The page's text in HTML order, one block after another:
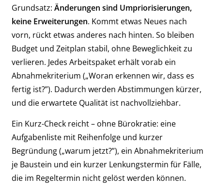
Grundsatz: Änderungen sind Umpriorisierungen,
keine Erweiterungen. Kommt etwas Neues nach
vorn, rückt etwas anderes nach hinten. So bleiben
Budget und Zeitplan stabil, ohne Beweglichkeit zu
verlieren. Jedes Arbeitspaket erhält vorab ein
Abnahmekriterium („Woran erkennen wir, dass es
fertig ist?”). Dadurch werden Abstimmungen kürzer,
und die erwartete Qualität ist nachvollziehbar.
Ein Kurz-Check reicht – ohne Bürokratie: eine
Aufgabenliste mit Reihenfolge und kurzer
Begründung („warum jetzt?”), ein Abnahmekriterium
je Baustein und ein kurzer Lenkungstermin für Fälle,
die im Regeltermin nicht gelöst werden können.